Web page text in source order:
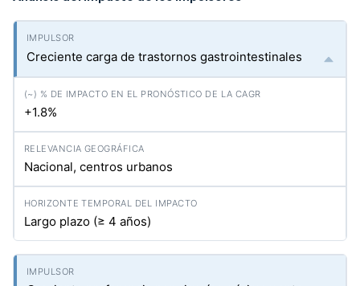
Creciente carga de trastornos gastrointestinales
+1.8%
Nacional, centros urbanos
Largo plazo (≥ 4 años)